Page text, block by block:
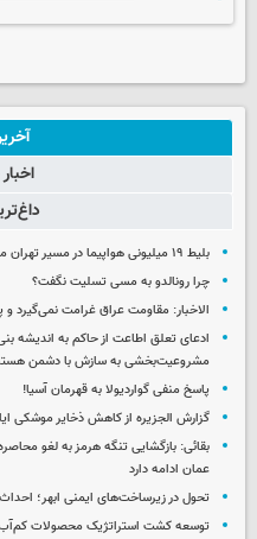
بلیط ۱۹ میلیونی هواپیما در مسیر تهران مشهد
چرا رونالدو به مسی تسلیت نگفت؟
الاخبار: مقاومت عراق غرامت نمی‌گیرد
ادعای تعلق اطاعت از حاکم به اندیشه
مشروعیت‌بخشی به سازش با دشمن
پاسخ منفی گواردیولا به قهرمان آسیا!
گزارش الجزیره از کاهش ذخایر موشکی
بقائی: بازگشایی تنگه هرمز به لغو
عمان ادامه دارد
تحول در زیرساخت‌های ایمنی ابهر؛
توسعه کشت استراتژیک محصولات کم‌آب‌بر در ۱۵۰